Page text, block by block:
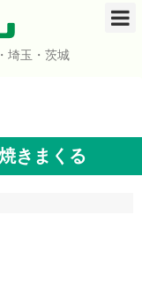
埼玉・茨城
きまくる